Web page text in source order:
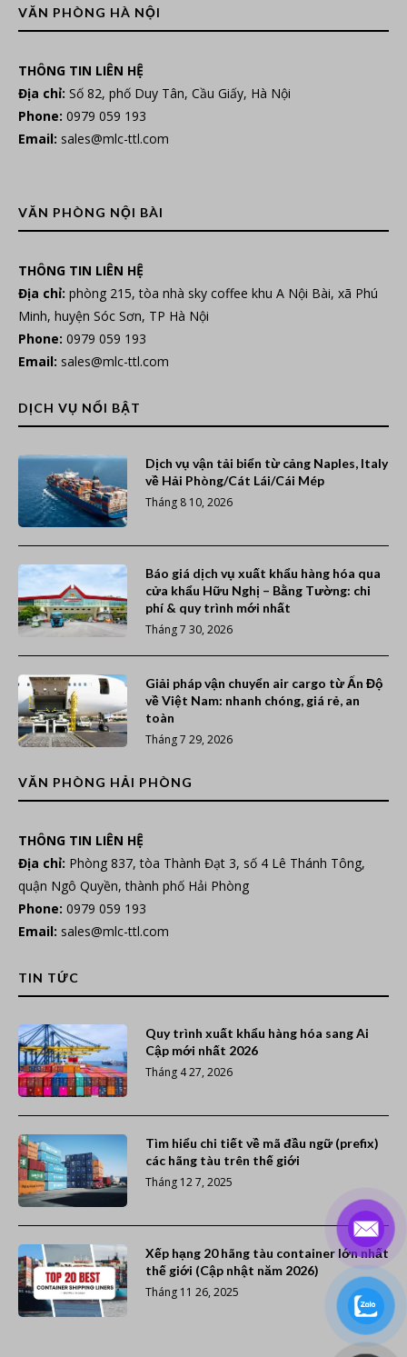
VĂN PHÒNG HÀ NỘI
THÔNG TIN LIÊN HỆ
Địa chỉ: Số 82, phố Duy Tân, Cầu Giấy, Hà Nội
Phone: 0979 059 193
Email: sales@mlc-ttl.com
VĂN PHÒNG NỘI BÀI
THÔNG TIN LIÊN HỆ
Địa chỉ: phòng 215, tòa nhà sky coffee khu A Nội Bài, xã Phú
Minh, huyện Sóc Sơn, TP Hà Nội
Phone: 0979 059 193
Email: sales@mlc-ttl.com
DỊCH VỤ NỔI BẬT
Dịch vụ vận tải biển từ cảng Naples, Italy
về Hải Phòng/Cát Lái/Cái Mép
Tháng 8 10, 2026
Báo giá dịch vụ xuất khẩu hàng hóa qua
cửa khẩu Hữu Nghị – Bằng Tường: chi
phí & quy trình mới nhất
Tháng 7 30, 2026
Giải pháp vận chuyển air cargo từ Ấn Độ
về Việt Nam: nhanh chóng, giá rẻ, an
toàn
Tháng 7 29, 2026
VĂN PHÒNG HẢI PHÒNG
THÔNG TIN LIÊN HỆ
Địa chỉ: Phòng 837, tòa Thành Đạt 3, số 4 Lê Thánh Tông,
quận Ngô Quyền, thành phố Hải Phòng
Phone: 0979 059 193
Email: sales@mlc-ttl.com
TIN TỨC
Quy trình xuất khẩu hàng hóa sang Ai
Cập mới nhất 2026
Tháng 4 27, 2026
Tìm hiểu chi tiết về mã đầu ngữ (prefix)
các hãng tàu trên thế giới
Tháng 12 7, 2025
Xếp hạng 20 hãng tàu container lớn nhất
thế giới (Cập nhật năm 2026)
Tháng 11 26, 2025